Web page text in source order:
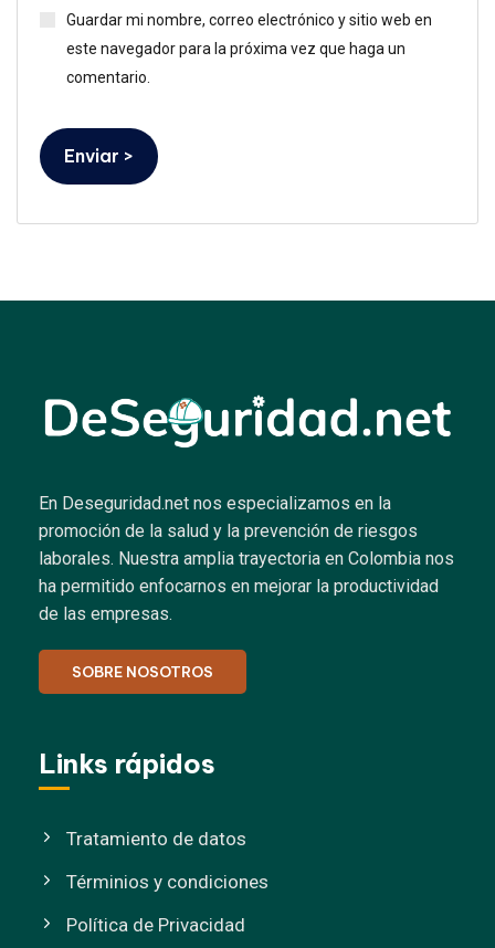
Guardar mi nombre, correo electrónico y sitio web en
este navegador para la próxima vez que haga un
comentario.
En Deseguridad.net nos especializamos en la
promoción de la salud y la prevención de riesgos
laborales. Nuestra amplia trayectoria en Colombia nos
ha permitido enfocarnos en mejorar la productividad
de las empresas.
SOBRE NOSOTROS
Links rápidos
Tratamiento de datos
Términios y condiciones
Política de Privacidad